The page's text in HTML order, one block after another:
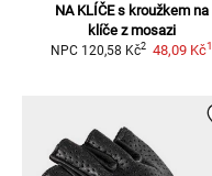
NA KLÍČE s kroužkem na
klíče z mosazi
NPC 120,58 Kč2 48,09 Kč1